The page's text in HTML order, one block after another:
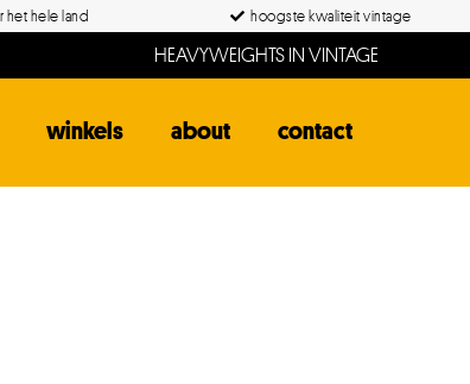
het hele land hoogste kwaliteit vintage
HEAVYWEIGHTS IN VINTAGE
winkels about contact